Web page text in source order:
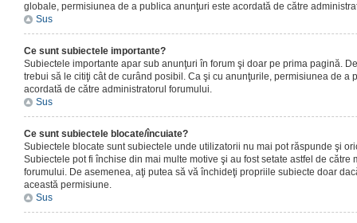
globale, permisiunea de a publica anunţuri este acordată de către
Sus
Ce sunt subiectele importante?
Subiectele importante apar sub anunţuri în forum şi doar pe prima pagină.
trebui să le citiţi cât de curând posibil. Ca şi cu anunţurile, permisiunea de a
acordată de către administratorul forumului.
Sus
Ce sunt subiectele blocate/încuiate?
Subiectele blocate sunt subiectele unde utilizatorii nu mai pot răspunde şi
Subiectele pot fi închise din mai multe motive şi au fost setate astfel de către
forumului. De asemenea, aţi putea să vă închideţi propriile subiecte doar
această permisiune.
Sus